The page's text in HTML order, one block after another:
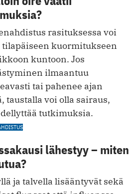
rasituksessa voi
kuormitukseen
kuntoon. Jos
ilmaantuu
tai pahenee ajan
taustalla voi olla sairaus,
tutkimuksia.
lähestyy – miten
ja talvella lisääntyvät sekä